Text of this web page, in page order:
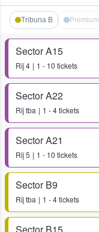
Tribuna B Premium
Sector A15
Rij4 1 - 10 tickets
Sector A22
Rijtba 1 - 4 tickets
Sector A21
Rij5 1 - 10 tickets
Sector B9
Rijtba 1 - 4 tickets